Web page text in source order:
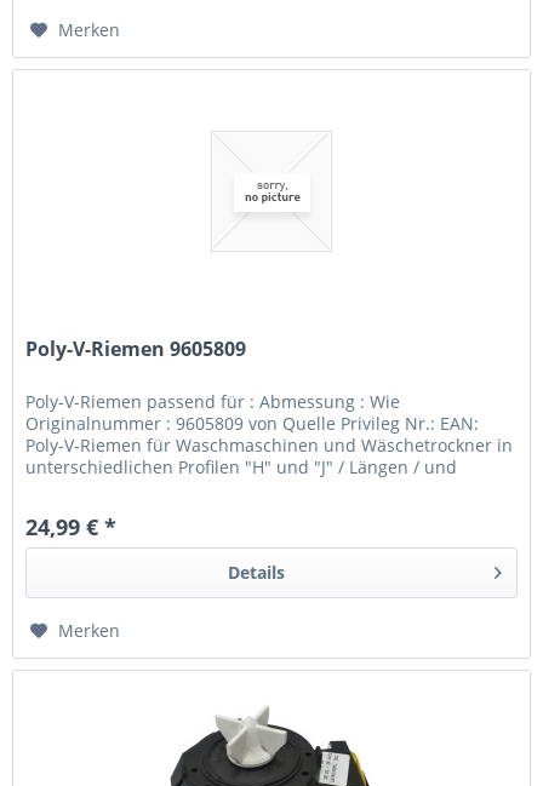
Merken
Poly-V-Riemen 9605809
Poly-V-Riemen passend für : Abmessung : Wie
Originalnummer : 9605809 von Quelle Privileg Nr.: EAN:
Poly-V-Riemen für Waschmaschinen und Wäschetrockner in
unterschiedlichen Profilen "H" und "J" / Längen / und
24,99 € *
Details
Merken